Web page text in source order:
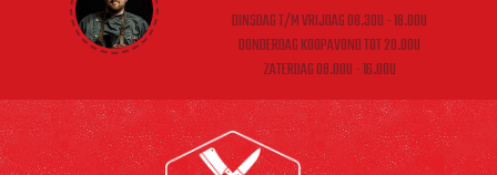
DINSDAG T/M VRIJDAG 08.30U - 18.00U
DONDERDAG KOOPAVOND TOT 20.00U
ZATERDAG 08.00U - 16.00U